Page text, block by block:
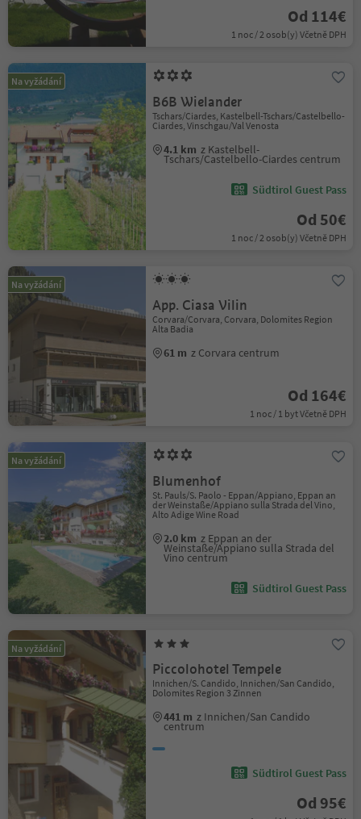
Od 114€
1 noc / 2 osob(y) Včetně DPH
Na vyžádání
B6B Wielander
Tschars/Ciardes, Kastelbell-Tschars/Castelbello-
Ciardes, Vinschgau/Val Venosta
4.1 km z Kastelbell-
Tschars/Castelbello-Ciardes centrum
Südtirol Guest Pass
Od 50€
1 noc / 2 osob(y) Včetně DPH
Na vyžádání
App. Ciasa Vilin
Corvara/Corvara, Corvara, Dolomites Region
Alta Badia
61 m z Corvara centrum
Od 164€
1 noc / 1 byt Včetně DPH
Na vyžádání
Blumenhof
St. Pauls/S. Paolo - Eppan/Appiano, Eppan an
der Weinstaße/Appiano sulla Strada del Vino,
Alto Adige Wine Road
2.0 km z Eppan an der
Weinstaße/Appiano sulla Strada del
Vino centrum
Südtirol Guest Pass
Na vyžádání
Piccolohotel Tempele
Innichen/S. Candido, Innichen/San Candido,
Dolomites Region 3 Zinnen
441 m z Innichen/San Candido
centrum
Südtirol Guest Pass
Od 95€